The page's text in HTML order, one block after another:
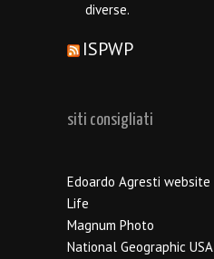
diverse.
ISPWP
siti consigliati
Edoardo Agresti website
Life
Magnum Photo
National Geographic USA